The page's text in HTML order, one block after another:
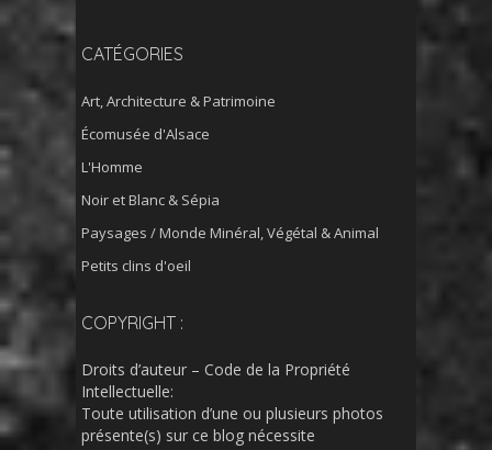
CATÉGORIES
Art, Architecture & Patrimoine
Écomusée d'Alsace
L'Homme
Noir et Blanc & Sépia
Paysages / Monde Minéral, Végétal & Animal
Petits clins d'oeil
COPYRIGHT :
Droits d’auteur – Code de la Propriété
Intellectuelle:
Toute utilisation d’une ou plusieurs photos
présente(s) sur ce blog nécessite